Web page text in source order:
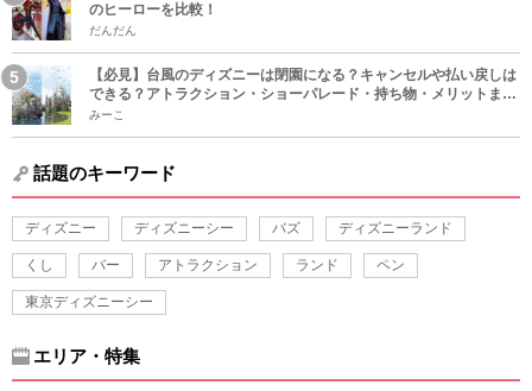
のヒーローを比較！
だんだん
【必見】台風のディズニーは閉園になる？キャンセルや払い戻しは
できる？アトラクション・ショーパレード・持ち物・メリットまと
め！
みーこ
話題のキーワード
ディズニー ディズニーシー バズ ディズニーランド
くし バー アトラクション ランド ペン
東京ディズニーシー
エリア・特集